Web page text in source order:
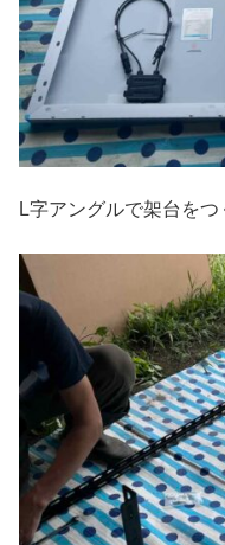
L字アングルで架台をつ